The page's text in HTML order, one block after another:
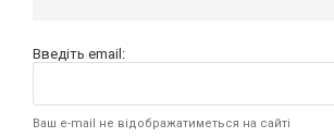
Введіть email:
Ваш e-mail не відображатиметься на сайті